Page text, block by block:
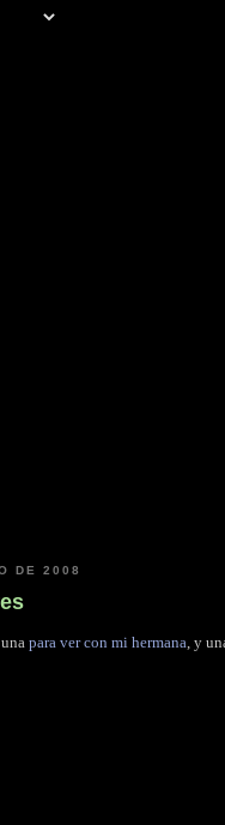
DE 2008
para ver con mi hermana, y